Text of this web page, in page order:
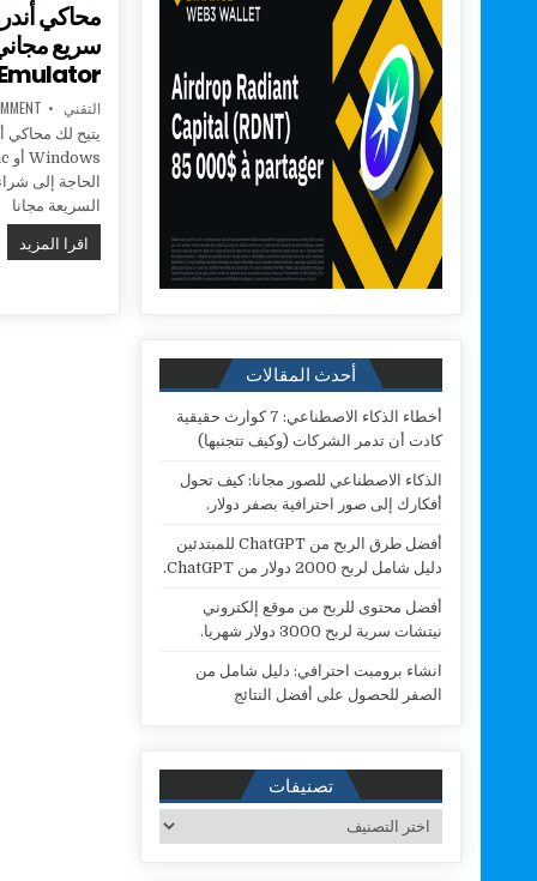
محاكي
AUTHOR:
التقني
السريعة مجانا
اقرا المزيد
أحدث المقالات
أخطاء الذكاء الاصطناعي: 7 كوارث حقيقية
كادت أن تدمر الشركات (وكيف تتجنبها)
الذكاء الاصطناعي للصور مجانا: كيف تحول
أفكارك إلى صور احترافية بصفر دولار.
أفضل طرق الربح من ChatGPT للمبتدئين
دليل شامل لربح 2000 دولار من ChatGPT.
أفضل محتوى للربح من موقع إلكتروني
نيتشات سرية لربح 3000 دولار شهريا.
انشاء برومبت احترافي: دليل شامل من
الصفر للحصول على أفضل النتائج
تصنيفات
تصنيفات